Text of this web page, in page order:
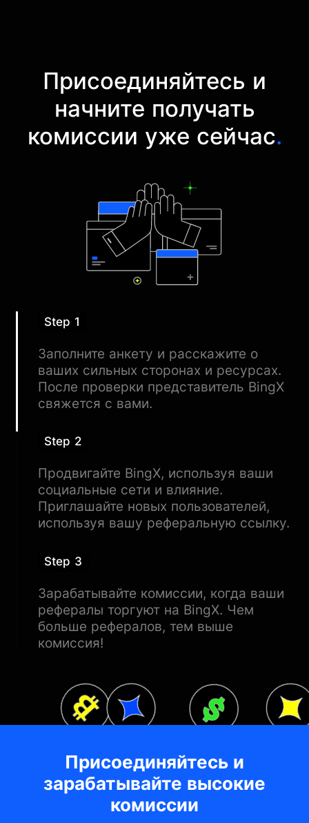
Присоединяйтесь и
начните получать
комиссии уже сейчас.
Step 1
Заполните анкету и расскажите о
ваших сильных сторонах и ресурсах.
После проверки представитель BingX
свяжется с вами.
Step 2
Продвигайте BingX, используя ваши
социальные сети и влияние.
Приглашайте новых пользователей,
используя вашу реферальную ссылку.
Step 3
Зарабатывайте комиссии, когда ваши
рефералы торгуют на BingX. Чем
больше рефералов, тем выше
комиссия!
Присоединяйтесь и
зарабатывайте высокие
комиссии